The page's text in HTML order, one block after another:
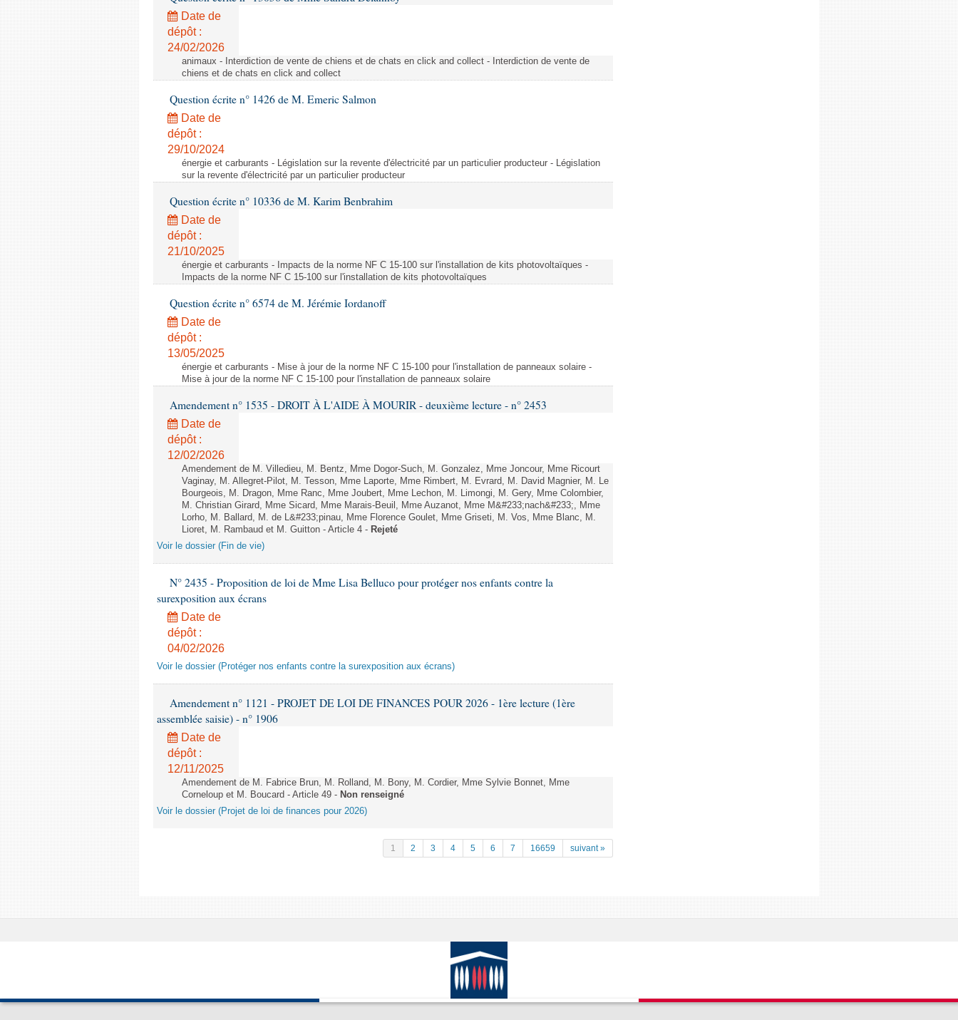
Date de
dépôt :
24/02/2026
animaux - Interdiction de vente de chiens et de chats en click and collect - Interdiction de vente de
chiens et de chats en click and collect
Question écrite n° 1426 de M. Emeric Salmon
Date de
dépôt :
29/10/2024
énergie et carburants - Législation sur la revente d'électricité par un particulier producteur - Législation
sur la revente d'électricité par un particulier producteur
Question écrite n° 10336 de M. Karim Benbrahim
Date de
dépôt :
21/10/2025
énergie et carburants - Impacts de la norme NF C 15-100 sur l'installation de kits photovoltaïques -
Impacts de la norme NF C 15-100 sur l'installation de kits photovoltaïques
Question écrite n° 6574 de M. Jérémie Iordanoff
Date de
dépôt :
13/05/2025
énergie et carburants - Mise à jour de la norme NF C 15-100 pour l'installation de panneaux solaire -
Mise à jour de la norme NF C 15-100 pour l'installation de panneaux solaire
Amendement n° 1535 - DROIT À L'AIDE À MOURIR - deuxième lecture - n° 2453
Date de
dépôt :
12/02/2026
Amendement de M. Villedieu, M. Bentz, Mme Dogor-Such, M. Gonzalez, Mme Joncour, Mme Ricourt
Vaginay, M. Allegret-Pilot, M. Tesson, Mme Laporte, Mme Rimbert, M. Evrard, M. David Magnier, M. Le
Bourgeois, M. Dragon, Mme Ranc, Mme Joubert, Mme Lechon, M. Limongi, M. Gery, Mme Colombier,
M. Christian Girard, Mme Sicard, Mme Marais-Beuil, Mme Auzanot, Mme M&#233;nach&#233;, Mme
Lorho, M. Ballard, M. de L&#233;pinau, Mme Florence Goulet, Mme Griseti, M. Vos, Mme Blanc, M.
Lioret, M. Rambaud et M. Guitton - Article 4 - Rejeté
Voir le dossier (Fin de vie)
N° 2435 - Proposition de loi de Mme Lisa Belluco pour protéger nos enfants contre la
surexposition aux écrans
Date de
dépôt :
04/02/2026
Voir le dossier (Protéger nos enfants contre la surexposition aux écrans)
Amendement n° 1121 - PROJET DE LOI DE FINANCES POUR 2026 - 1ère lecture (1ère
assemblée saisie) - n° 1906
Date de
dépôt :
12/11/2025
Amendement de M. Fabrice Brun, M. Rolland, M. Bony, M. Cordier, Mme Sylvie Bonnet, Mme
Corneloup et M. Boucard - Article 49 - Non renseigné
Voir le dossier (Projet de loi de finances pour 2026)
1 2 3 4 5 6 7 16659 suivant »